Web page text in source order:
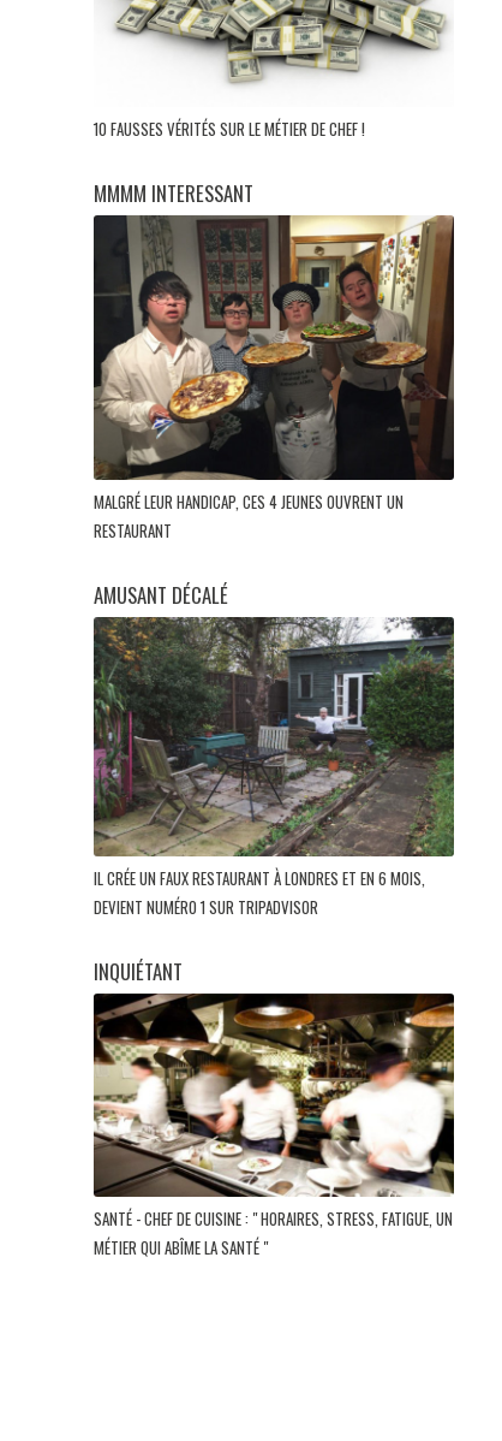
10 FAUSSES VÉRITÉS SUR LE MÉTIER DE CHEF !
MMMM INTERESSANT
MALGRÉ LEUR HANDICAP, CES 4 JEUNES OUVRENT UN
RESTAURANT
AMUSANT DÉCALÉ
IL CRÉE UN FAUX RESTAURANT À LONDRES ET EN 6 MOIS,
DEVIENT NUMÉRO 1 SUR TRIPADVISOR
INQUIÉTANT
SANTÉ - CHEF DE CUISINE : " HORAIRES, STRESS, FATIGUE, UN
MÉTIER QUI ABÎME LA SANTÉ "